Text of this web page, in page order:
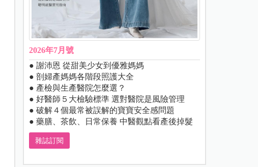
2026年7月號
● 謝沛恩 從甜美少女到優雅媽媽
● 剖婦產媽媽各階段照護大全
● 產檢與生產醫院怎麼選？
● 好醫師５大檢驗標準 選對醫院是風險管理
● 破解４個最常被誤解的寶寶安全感問題
● 藥膳、茶飲、日常保養 中醫觀點看產後掉髮
雜誌訂閱